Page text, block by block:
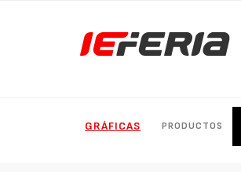
GRÁFICAS PRODUCTOS